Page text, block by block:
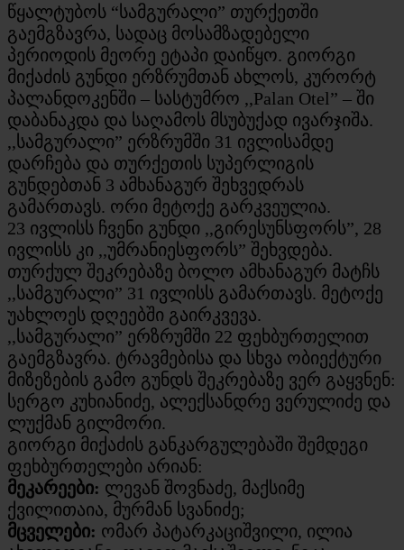
წყალტუბოს “სამგურალი” თურქეთში
გაემგზავრა, სადაც მოსამზადებელი
პერიოდის მეორე ეტაპი დაიწყო. გიორგი
მიქაძის გუნდი ერზრუმთან ახლოს, კურორტ
პალანდოკენში – სასტუმრო ,,Palan Otel” – ში
დაბანაკდა და საღამოს მსუბუქად ივარჯიშა.
,,სამგურალი” ერზრუმში 31 ივლისამდე
დარჩება და თურქეთის სუპერლიგის
გუნდებთან 3 ამხანაგურ შეხვედრას
გამართავს. ორი მეტოქე გარკვეულია.
23 ივლისს ჩვენი გუნდი ,,გირესუნსფორს”, 28
ივლისს კი ,,უმრანიესფორს” შეხვდება.
თურქულ შეკრებაზე ბოლო ამხანაგურ მატჩს
,,სამგურალი” 31 ივლისს გამართავს. მეტოქე
უახლოეს დღეებში გაირკვევა.
,,სამგურალი” ერზრუმში 22 ფეხბურთელით
გაემგზავრა. ტრავმებისა და სხვა ობიექტური
მიზეზების გამო გუნდს შეკრებაზე ვერ გაყვნენ:
სერგო კუხიანიძე, ალექსანდრე ვერულიძე და
ლუქმან გილმორი.
გიორგი მიქაძის განკარგულებაში შემდეგი
ფეხბურთელები არიან:
მეკარეები: ლევან შოვნაძე, მაქსიმე
ქვილითაია, მურმან სვანიძე;
მცველები: ომარ პატარკაციშვილი, ილია